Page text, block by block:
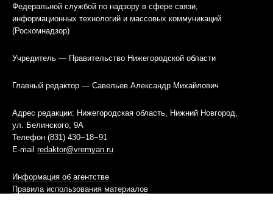
Федеральной службой по надзору в сфере связи,
информационных технологий и массовых коммуникаций
(Роскомнадзор)
Учредитель — Правительство Нижегородской области
Главный редактор — Савельев Александр Михайлович
Адрес редакции: Нижегородская область, Нижний Новгород,
ул. Белинского, 9А
Телефон (831) 430−18−91
E-mail redaktor@vremyan.ru
Информация об агентстве
Правила использования материалов